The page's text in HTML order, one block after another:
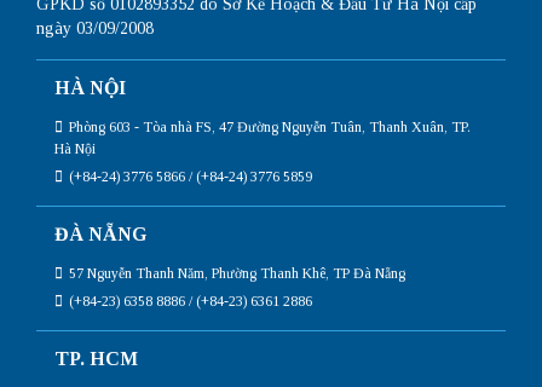
GPKD số 0102893352 do Sở Kế Hoạch & Đầu Tư Hà Nội cấp
ngày 03/09/2008
HÀ NỘI
Phòng 603 - Tòa nhà FS, 47 Đường Nguyễn Tuân, Thanh Xuân, TP.
Hà Nội
(+84-24) 3776 5866 / (+84-24) 3776 5859
ĐÀ NẴNG
57 Nguyễn Thanh Năm, Phường Thanh Khê, TP Đà Nẵng
(+84-23) 6358 8886 / (+84-23) 6361 2886
TP. HCM